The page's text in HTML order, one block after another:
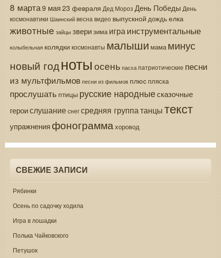
8 марта9 мая 23 февраля Дед Мороз День Победы День
космонавтики Шаинскийвесна видео выпускной дождь елка
животные зайцы зверизима играинструментальные
колыбельная колядки космонавты малыши мама минус
новый годнотыосень пасха патриотические песни
из мультфильмов песни из фильмов плюс пляска
прослушать птицы русские народныесказочные
героислушаниеснегсредняя группатанцытекст
упражнения фонограммахоровод
СВЕЖИЕ ЗАПИСИ
Рябинки
Осень по садочку ходила
Игра в лошадки
Полька Чайковского
Петушок